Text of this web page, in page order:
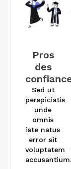
Pros
des
Sed ut
perspiciatis
unde
omnis
iste natus
error sit
voluptatem
accusantium.